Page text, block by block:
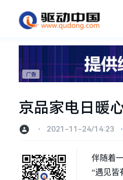
京品家电日暖
⋅ 2021-11-24/14:23 ⋅
伴随着
“遇见皆